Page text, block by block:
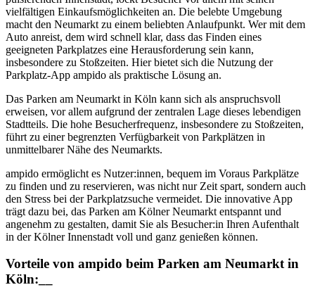
vielfältigen Einkaufsmöglichkeiten an. Die belebte Umgebung
macht den Neumarkt zu einem beliebten Anlaufpunkt. Wer mit dem
Auto anreist, dem wird schnell klar, dass das Finden eines
geeigneten Parkplatzes eine Herausforderung sein kann,
insbesondere zu Stoßzeiten. Hier bietet sich die Nutzung der
Parkplatz-App ampido als praktische Lösung an.
Das Parken am Neumarkt in Köln kann sich als anspruchsvoll
erweisen, vor allem aufgrund der zentralen Lage dieses lebendigen
Stadtteils. Die hohe Besucherfrequenz, insbesondere zu Stoßzeiten,
führt zu einer begrenzten Verfügbarkeit von Parkplätzen in
unmittelbarer Nähe des Neumarkts.
ampido ermöglicht es Nutzer:innen, bequem im Voraus Parkplätze
zu finden und zu reservieren, was nicht nur Zeit spart, sondern auch
den Stress bei der Parkplatzsuche vermeidet. Die innovative App
trägt dazu bei, das Parken am Kölner Neumarkt entspannt und
angenehm zu gestalten, damit Sie als Besucher:in Ihren Aufenthalt
in der Kölner Innenstadt voll und ganz genießen können.
Vorteile von ampido beim Parken am Neumarkt in
Köln:__